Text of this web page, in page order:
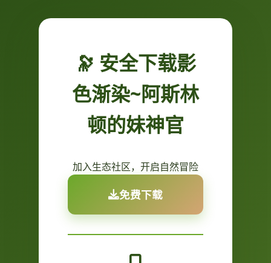
🔭 安全下载影
色渐染~阿斯林
顿的妹神官
加入生态社区，开启自然冒险
免费下载